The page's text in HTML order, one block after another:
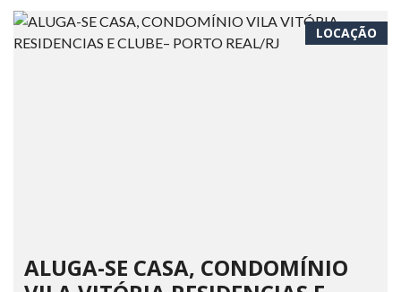
LOCAÇÃO
ALUGA-SE CASA, CONDOMÍNIO